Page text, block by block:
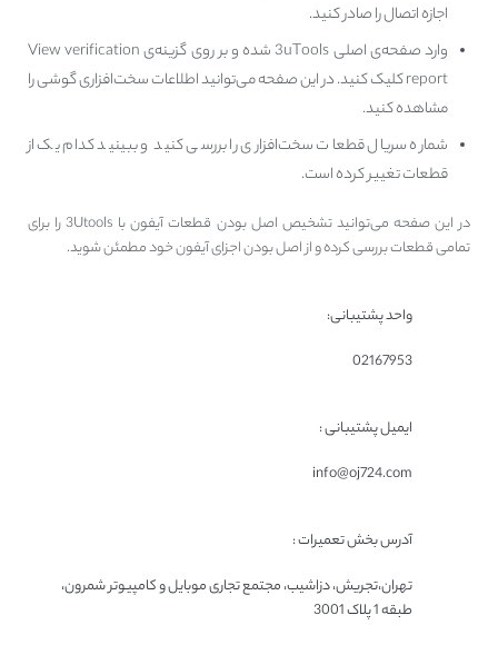
اجازه اتصال را صادر کنید.
وارد صفحه‌ی اصلی 3uTools شده و بر روی گزینه‌ی View verification
report کلیک کنید. در این صفحه می‌توانید اطلاعات سخت‌افزاری گوشی را
مشاهده کنید.
شماره سریال قطعات سخت‌افزاری را بررسی کنید و ببینید کدام یک از
قطعات تغییر کرده است.
در این صفحه می‌توانید تشخیص اصل بودن قطعات آیفون با 3Utools را برای
تمامی قطعات بررسی کرده و از اصل بودن اجزای آیفون خود مطمئن شوید.
واحد پشتیبانی:
02167953
ایمیل پشتیبانی :
info@oj724.com
آدرس بخش تعمیرات :
تهران،تجریش، دزاشیب، مجتمع تجاری موبایل و کامپیوتر شمرون،
طبقه 1 پلاک 3001